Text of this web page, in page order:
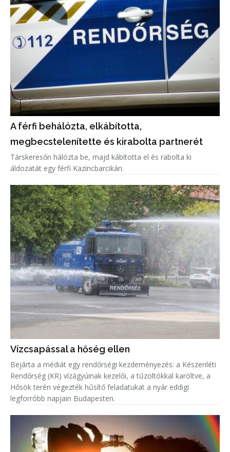
A férfi behálózta, elkábította,
megbecstelenítette és kirabolta partnerét
Társkeresőn hálózta be, majd kábította el és rabolta ki
áldozatát egy férfi Kazincbarcikán.
Vízcsapással a hőség ellen
Bejárta a médiát egy rendőrségi kezdeményezés: a Készenléti
Rendőrség (KR) vízágyúinak kezelői, a tűzoltókkal karöltve, a
Hősök terén végezték hűsítő feladatukat a nyár eddigi
legforróbb napjain Budapesten.